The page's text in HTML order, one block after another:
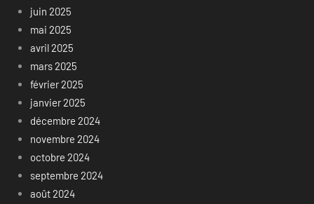
juin 2025
mai 2025
avril 2025
mars 2025
février 2025
janvier 2025
décembre 2024
novembre 2024
octobre 2024
septembre 2024
août 2024